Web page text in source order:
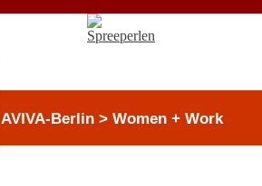
AVIVA-Berlin > Women + Work